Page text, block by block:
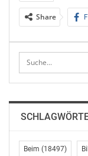
(mittleren)
große
Wenig
80m² große
jenem
Das Mittelfeld
Share
Beim (18497)